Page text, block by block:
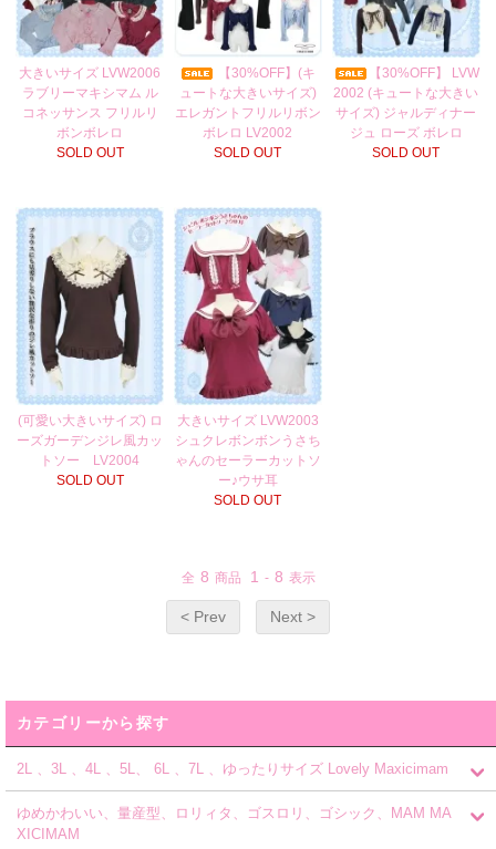
大きいサイズ LVW2006
ラブリーマキシマム ル
コネッサンス フリルリ
ボンボレロ
SOLD OUT
【30%OFF】(キ
ュートな大きいサイズ)
エレガントフリルリボン
ボレロ LV2002
SOLD OUT
【30%OFF】 LVW
2002 (キュートな大きい
サイズ) ジャルディナー
ジュ ローズ ボレロ
SOLD OUT
(可愛い大きいサイズ) ロ
ーズガーデンジレ風カッ
トソー LV2004
SOLD OUT
大きいサイズ LVW2003
シュクレボンボンうさち
ゃんのセーラーカットソ
ー♪ウサ耳
SOLD OUT
全 8 商品 1 - 8 表示
< Prev Next >
カテゴリーから探す
2L 、3L 、4L 、5L、 6L 、7L 、ゆったりサイズ Lovely Maxicimam
ゆめかわいい、量産型、ロリィタ、ゴスロリ、ゴシック、MAM MA
XICIMAM